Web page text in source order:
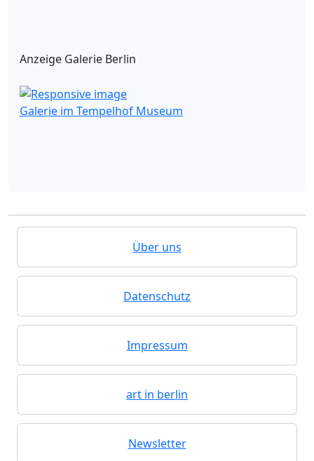
Anzeige Galerie Berlin
Galerie im Tempelhof Museum
Über uns
Datenschutz
Impressum
art in berlin
Newsletter